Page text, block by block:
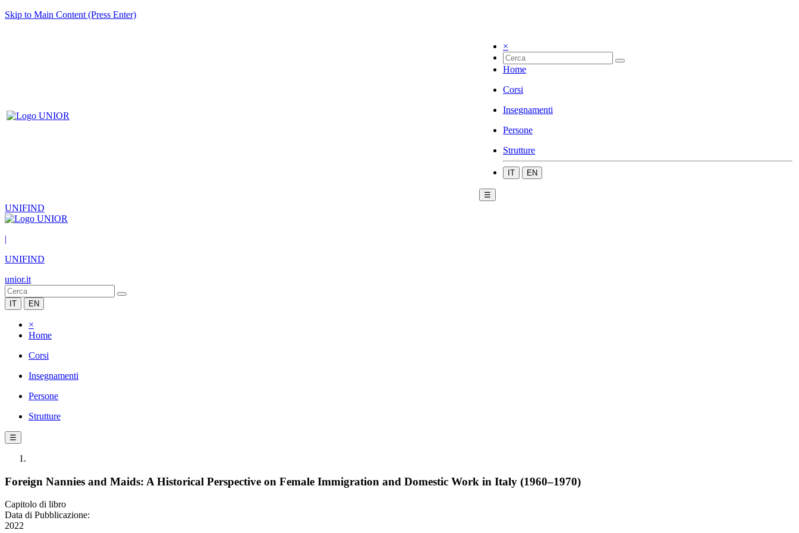
Skip to Main Content (Press Enter)
×
Home
Corsi
Insegnamenti
Persone
Strutture
IT EN
☰
UNIFIND
|
UNIFIND
unior.it
IT EN
×
Home
Corsi
Insegnamenti
Persone
Strutture
☰
Foreign Nannies and Maids: A Historical Perspective on Female Immigration and Domestic Work in Italy (1960–1970)
Capitolo di libro
Data di Pubblicazione:
2022